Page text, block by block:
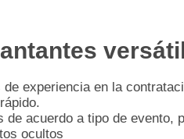
experiencia en la
acuerdo a tipo de evento,
ocultos